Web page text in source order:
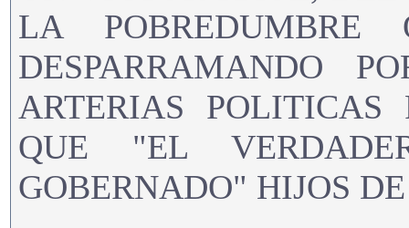
LA
DESPARRAMANDO
ARTERIAS POLITICAS
QUE "EL
GOBERNADO" HIJOS